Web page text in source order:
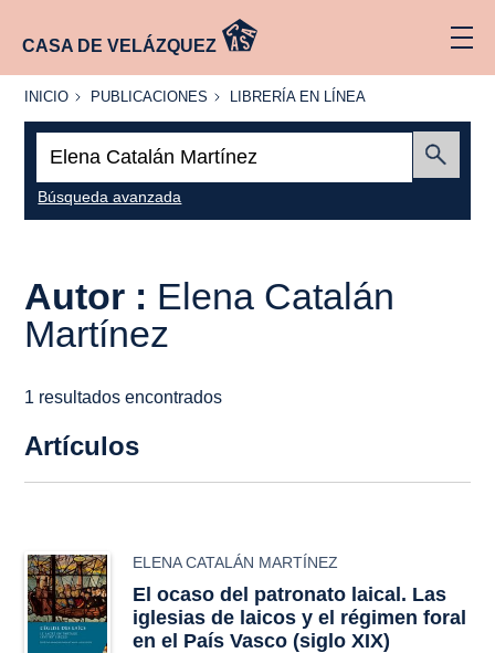
CASA DE VELÁZQUEZ
INICIO
INICIO PUBLICACIONES
PUBLICACIONES
LIBRERÍA
LÍNEA
LIBRERÍA EN LÍNEA
Búsqueda avanzada
Autor : Elena Catalán
Martínez
1 resultados encontrados
Artículos
ELENA CATALÁN MARTÍNEZ
El ocaso del patronato laical. Las
iglesias de laicos y el régimen foral
en el País Vasco (siglo XIX)